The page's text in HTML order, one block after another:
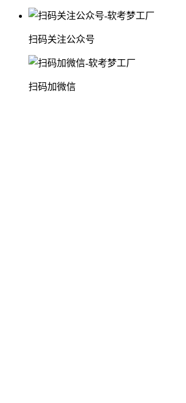
扫码关注公众号
扫码加微信